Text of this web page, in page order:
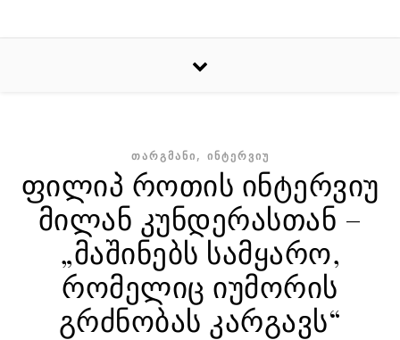
ᲗᲐᲠᲒᲛᲐᲜᲘ, ᲘᲜᲢᲔᲠᲕᲘᲣ
ფილიპ როთის ინტერვიუ
მილან კუნდერასთან –
„მაშინებს სამყარო,
რომელიც იუმორის
გრძნობას კარგავს“